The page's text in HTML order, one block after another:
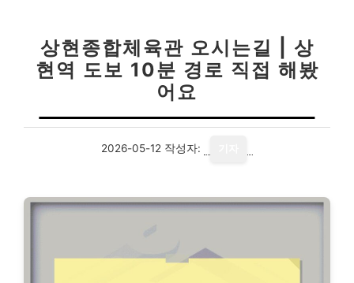
상현종합체육관 오시는길 | 상
현역 도보 10분 경로 직접 해봤
어요
2026-05-12 작성자: